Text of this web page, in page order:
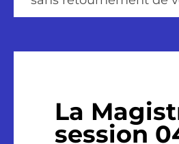
La
session